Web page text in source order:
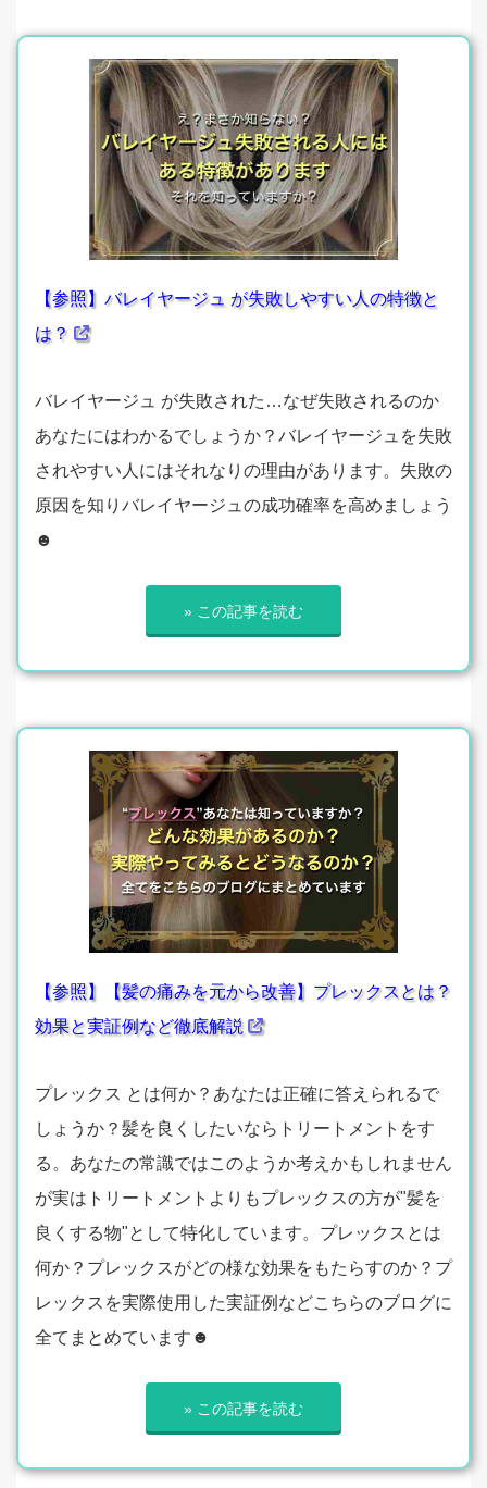
【参照】バレイヤージュ が失敗しやすい人の特徴と
は？
バレイヤージュ が失敗された…なぜ失敗されるのか
あなたにはわかるでしょうか？バレイヤージュを失敗
されやすい人にはそれなりの理由があります。失敗の
原因を知りバレイヤージュの成功確率を高めましょう
☻
» この記事を読む
【参照】【髪の痛みを元から改善】プレックスとは？
効果と実証例など徹底解説
プレックス とは何か？あなたは正確に答えられるで
しょうか？髪を良くしたいならトリートメントをす
る。あなたの常識ではこのようか考えかもしれません
が実はトリートメントよりもプレックスの方が"髪を
良くする物"として特化しています。プレックスとは
何か？プレックスがどの様な効果をもたらすのか？プ
レックスを実際使用した実証例などこちらのブログに
全てまとめています☻
» この記事を読む